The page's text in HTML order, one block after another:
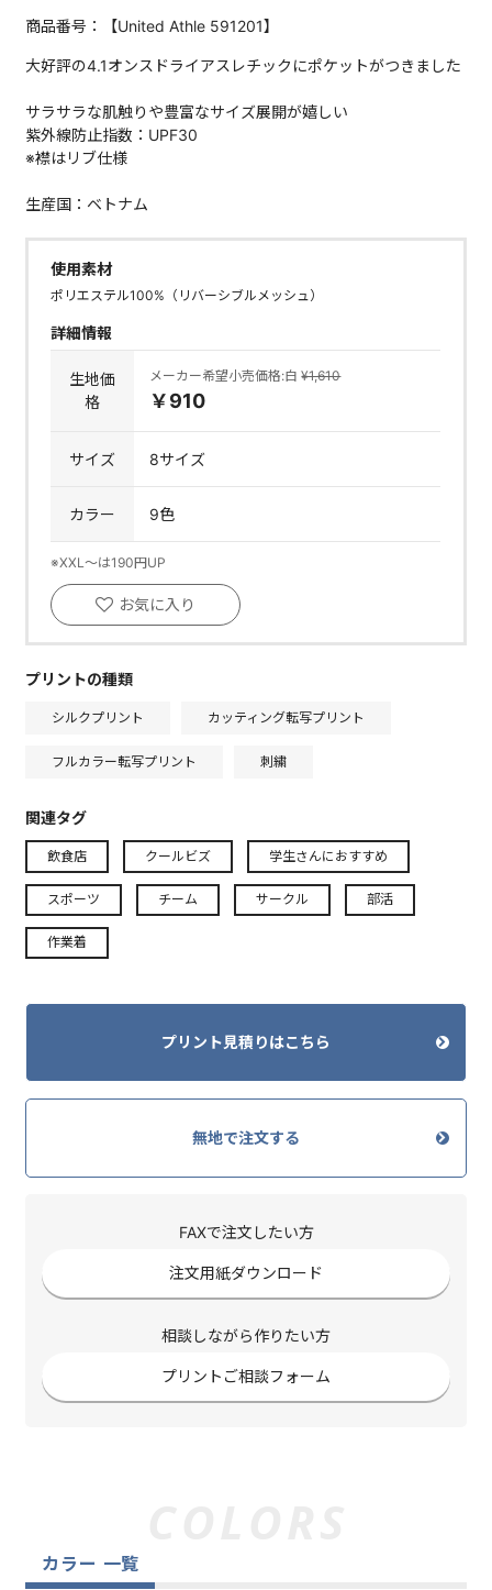
商品番号：【United Athle 591201】
大好評の4.1オンスドライアスレチックにポケットがつきました
サラサラな肌触りや豊富なサイズ展開が嬉しい
紫外線防止指数：UPF30
※襟はリブ仕様
生産国：ベトナム
使用素材
ポリエステル100%（リバーシブルメッシュ）
詳細情報
生地価
格
メーカー希望小売価格:白¥1,610
￥910
サイズ 8サイズ
カラー 9色
※XXL～は190円UP
お気に入り
プリントの種類
シルクプリント カッティング転写プリント
フルカラー転写プリント 刺繍
関連タグ
飲食店 クールビズ 学生さんにおすすめ
スポーツ チーム サークル 部活
作業着
プリント見積りはこちら
無地で注文する
FAXで注文したい方
注文用紙ダウンロード
相談しながら作りたい方
プリントご相談フォーム
カラー 一覧